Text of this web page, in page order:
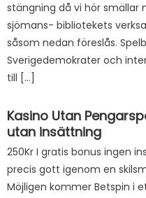
stängning då vi hör
sjömans- bibliotekets
såsom nedan föreslås.
Sverigedemokrater och
till […]
Kasino Utan
utan insättning
250Kr I gratis bonus ingen
precis gott igenom en
Möjligen kommer Betspin i